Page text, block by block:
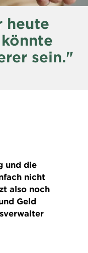
heute
sein."
und die
nicht
also noch
Geld